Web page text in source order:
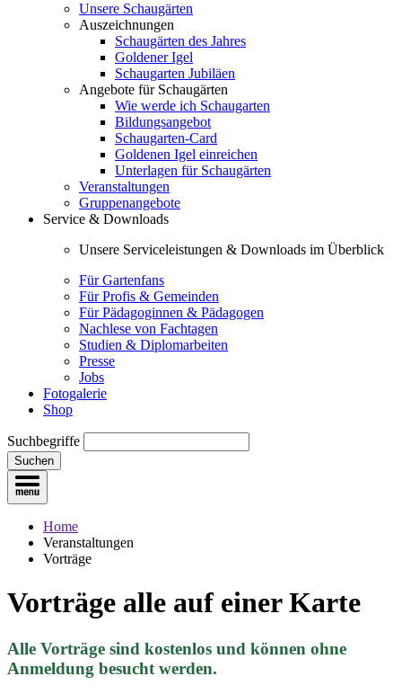
Unsere Schaugärten
Auszeichnungen
Schaugärten des Jahres
Goldener Igel
Schaugarten Jubiläen
Angebote für Schaugärten
Wie werde ich Schaugarten
Bildungsangebot
Schaugarten-Card
Goldenen Igel einreichen
Unterlagen für Schaugärten
Veranstaltungen
Gruppenangebote
Service & Downloads
Unsere Serviceleistungen & Downloads im Überblick
Für Gartenfans
Für Profis & Gemeinden
Für Pädagoginnen & Pädagogen
Nachlese von Fachtagen
Studien & Diplomarbeiten
Presse
Jobs
Fotogalerie
Shop
Suchbegriffe
Suchen
Home
Veranstaltungen
Vorträge
Vorträge alle auf einer Karte
Alle Vorträge sind kostenlos und können ohne
Anmeldung besucht werden.